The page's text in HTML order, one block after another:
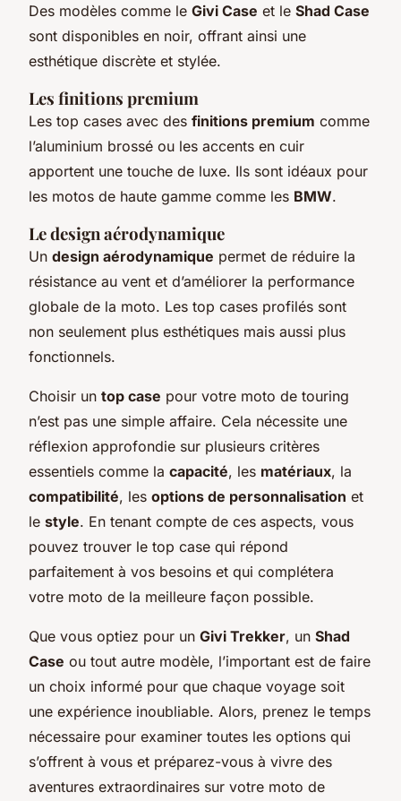
Des modèles comme le Givi Case et le Shad Case
sont disponibles en noir, offrant ainsi une
esthétique discrète et stylée.
Les finitions premium
Les top cases avec des finitions premium comme
l’aluminium brossé ou les accents en cuir
apportent une touche de luxe. Ils sont idéaux pour
les motos de haute gamme comme les BMW.
Le design aérodynamique
Un design aérodynamique permet de réduire la
résistance au vent et d’améliorer la performance
globale de la moto. Les top cases profilés sont
non seulement plus esthétiques mais aussi plus
fonctionnels.
Choisir un top case pour votre moto de touring
n’est pas une simple affaire. Cela nécessite une
réflexion approfondie sur plusieurs critères
essentiels comme la capacité, les matériaux, la
compatibilité, les options de personnalisation et
le style. En tenant compte de ces aspects, vous
pouvez trouver le top case qui répond
parfaitement à vos besoins et qui complétera
votre moto de la meilleure façon possible.
Que vous optiez pour un Givi Trekker, un Shad
Case ou tout autre modèle, l’important est de faire
un choix informé pour que chaque voyage soit
une expérience inoubliable. Alors, prenez le temps
nécessaire pour examiner toutes les options qui
s’offrent à vous et préparez-vous à vivre des
aventures extraordinaires sur votre moto de